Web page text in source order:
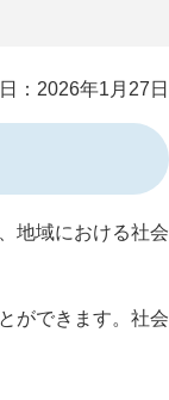
：2026年1月27日
地域における社会
ができます。社会